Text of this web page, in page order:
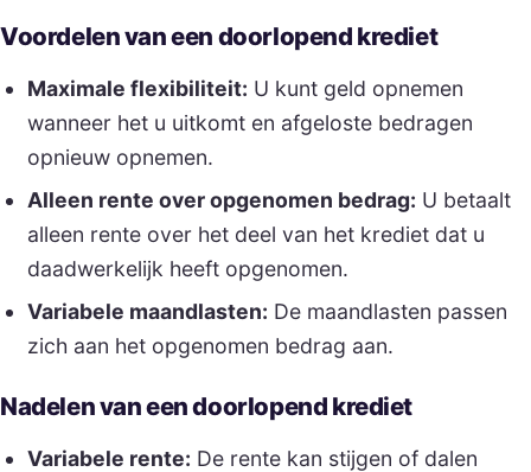
Voordelen van een doorlopend krediet
Maximale flexibiliteit: U kunt geld opnemen
wanneer het u uitkomt en afgeloste bedragen
opnieuw opnemen.
Alleen rente over opgenomen bedrag: U betaalt
alleen rente over het deel van het krediet dat u
daadwerkelijk heeft opgenomen.
Variabele maandlasten: De maandlasten passen
zich aan het opgenomen bedrag aan.
Nadelen van een doorlopend krediet
Variabele rente: De rente kan stijgen of dalen